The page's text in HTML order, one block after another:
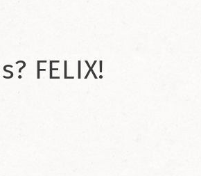
FELIX!